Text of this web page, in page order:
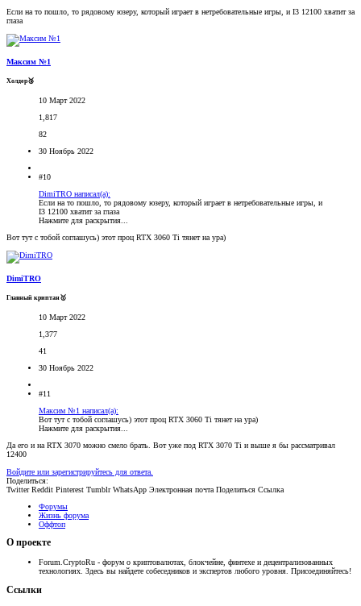
Если на то пошло, то рядовому юзеру, который играет в нетребовательные игры, и I3 12100 хватит за
глаза
Максим №1
Холдер🥉
10 Март 2022
1,817
82
30 Ноябрь 2022
#10
DimiTRO написал(а):
Если на то пошло, то рядовому юзеру, который играет в нетребовательные игры, и
I3 12100 хватит за глаза
Нажмите для раскрытия...
Вот тут с тобой соглашусь) этот проц RTX 3060 Ti тянет на ура)
DimiTRO
Главный криптан🥇
10 Март 2022
1,377
41
30 Ноябрь 2022
#11
Максим №1 написал(а):
Вот тут с тобой соглашусь) этот проц RTX 3060 Ti тянет на ура)
Нажмите для раскрытия...
Да его и на RTX 3070 можно смело брать. Вот уже под RTX 3070 Ti и выше я бы рассматривал
12400
Войдите или зарегистрируйтесь для ответа.
Поделиться:
Twitter Reddit Pinterest Tumblr WhatsApp Электронная почта Поделиться Ссылка
Форумы
Жизнь форума
Оффтоп
О проекте
Forum.CryptoRu - форум о криптовалютах, блокчейне, финтехе и децентрализованных
технологиях. Здесь вы найдете собеседников и экспертов любого уровня. Присоединяйтесь!
Ссылки